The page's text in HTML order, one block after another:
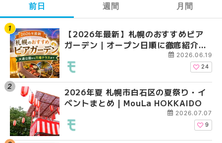
前日
【2026年最新】札幌のおすすめビア
ガーデン｜オープン日順に徹底紹介！
大通公園から穴場テラスまで | MouLa
HOKKAIDO
2026.06.19
24
2026年夏 札幌市白石区の夏祭り・イ
ベントまとめ | MouLa HOKKAIDO
2026.07.07
9
週間
【2026年最新】札幌
ガーデン｜オープン日
大通公園から穴場テ
2026年夏 札幌市西区
ントまとめ | MouLa
月間
【2026年最新】札幌
ガーデン｜オープン日
大通公園から穴場テ
2026年夏 札幌市北区
ントまとめ | MouLa